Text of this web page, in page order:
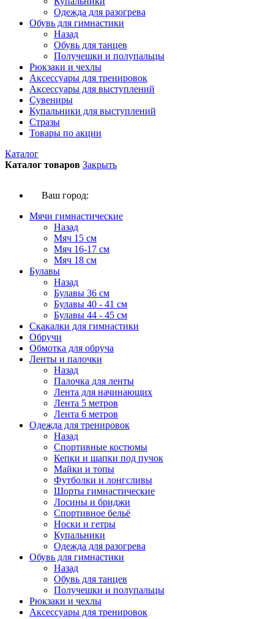
Одежда для разогрева
Обувь для гимнастики
Назад
Обувь для танцев
Получешки и полупальцы
Рюкзаки и чехлы
Аксессуары для тренировок
Аксессуары для выступлений
Сувениры
Купальники для выступлений
Стразы
Товары по акции
Каталог
Каталог товаров Закрыть
Ваш город:
Мячи гимнастические
Назад
Мяч 15 см
Мяч 16-17 см
Мяч 18 см
Булавы
Назад
Булавы 36 см
Булавы 40 - 41 см
Булавы 44 - 45 см
Скакалки для гимнастики
Обручи
Обмотка для обруча
Ленты и палочки
Назад
Палочка для ленты
Лента для начинающих
Лента 5 метров
Лента 6 метров
Одежда для тренировок
Назад
Спортивные костюмы
Кепки и шапки под пучок
Майки и топы
Футболки и лонгсливы
Шорты гимнастические
Лосины и бриджи
Спортивное бельё
Носки и гетры
Купальники
Одежда для разогрева
Обувь для гимнастики
Назад
Обувь для танцев
Получешки и полупальцы
Рюкзаки и чехлы
Аксессуары для тренировок